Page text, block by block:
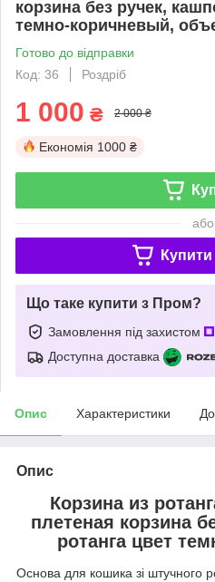
корзина без ручек,
темно-коричневый,
Готово до відправки
Код: 36
Роздріб
1 000 ₴ 2 000 ₴
Економія 1000 ₴
або
Купити
Що таке купити з Пром?
Замовлення під захистом
Доступна доставка
Опис Характеристики
Опис
Корзина из
плетеная корзина
ротанга цвет
Основа для кошика зі штучного